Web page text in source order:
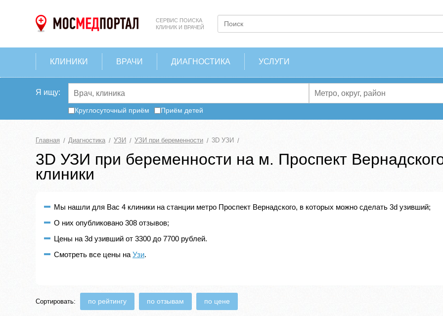
СЕРВИС ПОИСКА
КЛИНИК И ВРАЧЕЙ
КЛИНИКИ ВРАЧИ ДИАГНОСТИКА УСЛУГИ
Я ищу:
Круглосуточный приём Приём детей
Главная Диагностика УЗИ УЗИ при беременности 3D УЗИ
3D УЗИ при беременности на м. Проспект
клиники
Мы нашли для Вас 4 клиники на станции метро Проспект Вернадского, в которых можно сделать 3d узивший;
О них опубликовано 308 отзывов;
Цены на 3d узивший от 3300 до 7700 рублей.
Смотреть все цены на Узи.
Сортировать: по рейтингу по отзывам по цене